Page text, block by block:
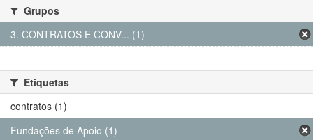
Grupos
3. CONTRATOS E CONV... (1)
Etiquetas
contratos (1)
Fundações de Apoio (1)